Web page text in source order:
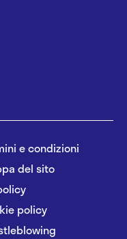
e condizioni
del sito
policy